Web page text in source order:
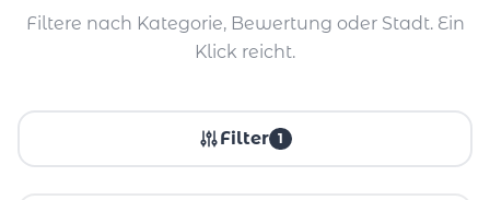
Filtere nach Kategorie, Bewertung oder Stadt. Ein
Klick reicht.
Filter 1